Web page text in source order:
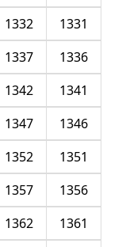
1331
1332
1336
1337
1341
1342
1346
1347
1351
1352
1356
1357
1361
1362